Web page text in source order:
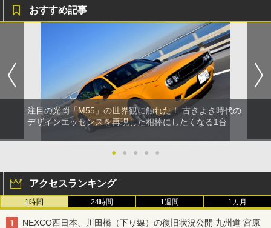
おすすめ記事
注目の光岡「M55」の世界観に触れた！ 古きよき時代の
デザインエッセンスを再現した相棒にしたくなる1台
● ● ● ● ●
アクセスランキング
1時間 24時間 1週間 1カ月
NEXCO西日本、川田橋（下り線）の復旧状況公開 九州道 宮原